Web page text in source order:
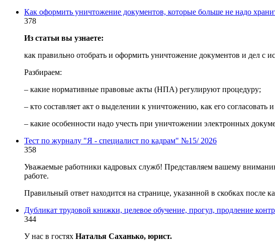
Как оформить уничтожение документов, которые больше не надо
378
Из статьи вы узнаете:
как правильно отобрать и оформить уничтожение документов и дел с
Разбираем:
– какие нормативные правовые акты (НПА) регулируют процедуру;
– кто составляет акт о выделении к уничтожению, как его согласовать и
– какие особенности надо учесть при уничтожении электронных
Тест по журналу "Я - специалист по кадрам" №15/ 2026
358
Уважаемые работники кадровых служб! Представляем вашему
работе.
Правильный ответ находится на странице, указанной в скобках после
Дубликат трудовой книжки, целевое обучение, прогул, продление
344
У нас в гостях Наталья Саханько, юрист.